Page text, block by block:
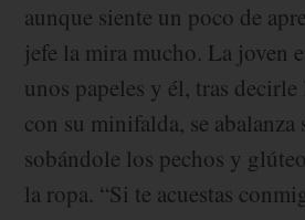
aunque siente un poco de
jefe la mira mucho. La joven
unos papeles y él, tras
con su minifalda, se abalanza
sobándole los pechos y
la ropa. “Si te acuestas